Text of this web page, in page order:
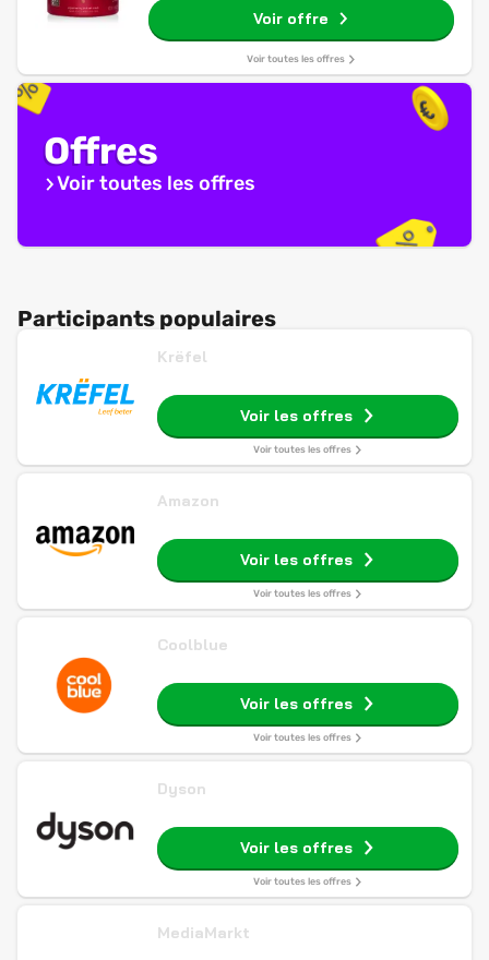
Rose de l'Himalaya - Propriétés
Emollientes & Nutriments
Voir offre
Voir toutes les offres
Offres
Voir toutes les offres
Participants populaires
Krëfel
Voir les offres
Voir toutes les offres
Amazon
Voir les offres
Voir toutes les offres
Coolblue
Voir les offres
Voir toutes les offres
Dyson
Voir les offres
Voir toutes les offres
MediaMarkt